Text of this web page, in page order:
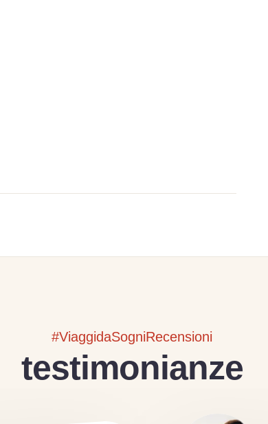
#ViaggidaSogniRecensioni
testimonianze